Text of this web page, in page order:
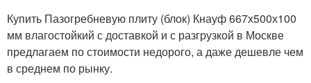
Купить Пазогребневую плиту (блок) Кнауф 667х500х100
мм влагостойкий с доставкой и с разгрузкой в Москве
предлагаем по стоимости недорого, а даже дешевле чем
в среднем по рынку.